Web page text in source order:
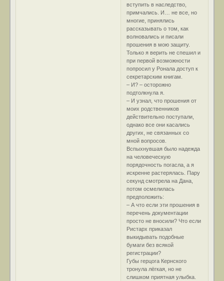
вступить в наследство,
примчались. И… не все, но
многие, принялись
рассказывать о том, как
волновались и писали
прошения в мою защиту.
Только я верить не спешил и
при первой возможности
попросил у Ронала доступ к
секретарским книгам.
– И? – осторожно
подтолкнула я.
– И узнал, что прошения от
моих родственников
действительно поступали,
однако все они касались
других, не связанных со
мной вопросов.
Вспыхнувшая было надежда
на человеческую
порядочность погасла, а я
искренне растерялась. Пару
секунд смотрела на Дана,
потом осмелилась
предположить:
– А что если эти прошения в
перечень документации
просто не вносили? Что если
Ристарх приказал
выкидывать подобные
бумаги без всякой
регистрации?
Губы герцога Кернского
тронула лёгкая, но не
слишком приятная улыбка.